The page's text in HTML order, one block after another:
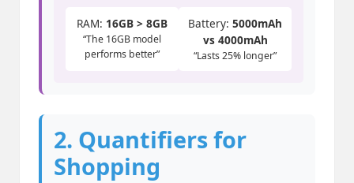
RAM: 16GB > 8GB
“The 16GB model
performs better”
Battery: 5000mAh
vs 4000mAh
“Lasts 25% longer”
2. Quantifiers for
Shopping